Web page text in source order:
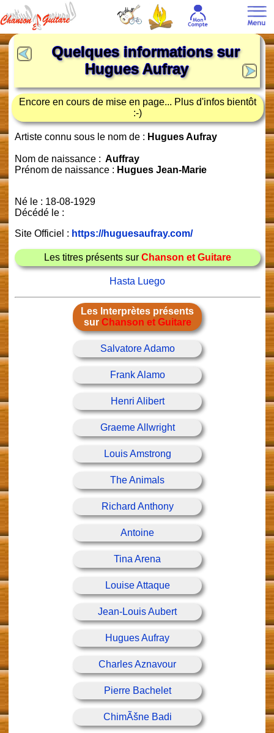
Quelques informations sur
Hugues Aufray
Encore en cours de mise en page... Plus d'infos bientôt
:-)
Artiste connu sous le nom de : Hugues Aufray
Nom de naissance : Auffray
Prénom de naissance : Hugues Jean-Marie
Né le : 18-08-1929
Décédé le :
Site Officiel : https://huguesaufray.com/
Les titres présents sur Chanson et Guitare
Hasta Luego
Les Interprètes présents
sur Chanson et Guitare
Salvatore Adamo
Frank Alamo
Henri Alibert
Graeme Allwright
Louis Amstrong
The Animals
Richard Anthony
Antoine
Tina Arena
Louise Attaque
Jean-Louis Aubert
Hugues Aufray
Charles Aznavour
Pierre Bachelet
ChimÃšne Badi